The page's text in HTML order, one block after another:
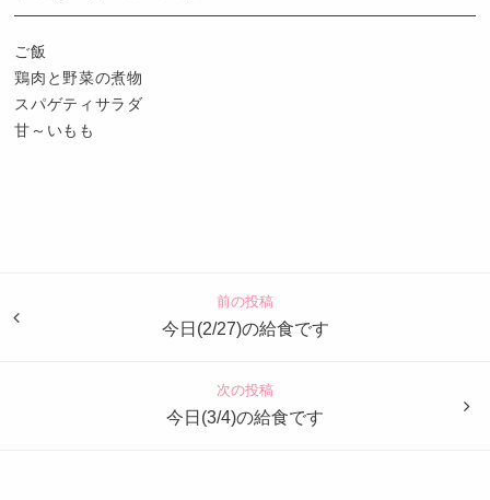
ご飯
鶏肉と野菜の煮物
スパゲティサラダ
甘～いもも
も
前の投稿
今日(2/27)の給食です
次の投稿
今日(3/4)の給食です